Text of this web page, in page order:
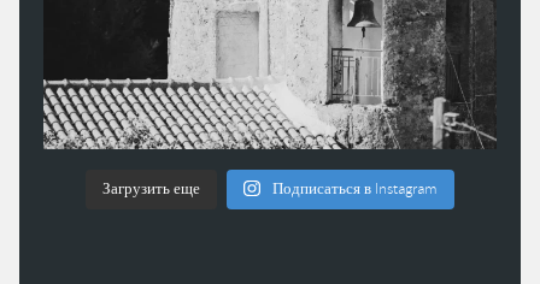
Загрузить еще Подписаться в Instagram